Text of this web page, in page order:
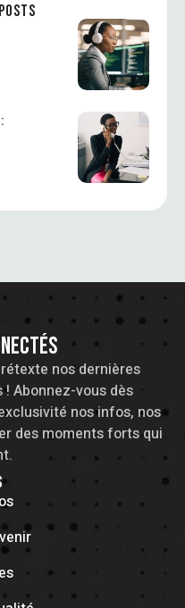
nos dernières
Abonnez-vous dès
nos infos, nos
des moments forts qui